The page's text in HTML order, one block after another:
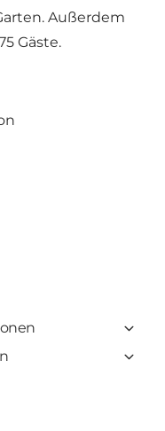
Außerdem
Gäste.